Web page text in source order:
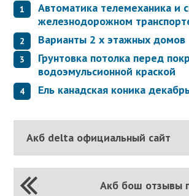
Автоматика телемеханика и
железнодорожном
Варианты 2 х этажных домов
Грунтовка потолка перед
водоэмульсионной краской
Ель канадская коника
Акб delta официальный сайт
Акб бош отзывы